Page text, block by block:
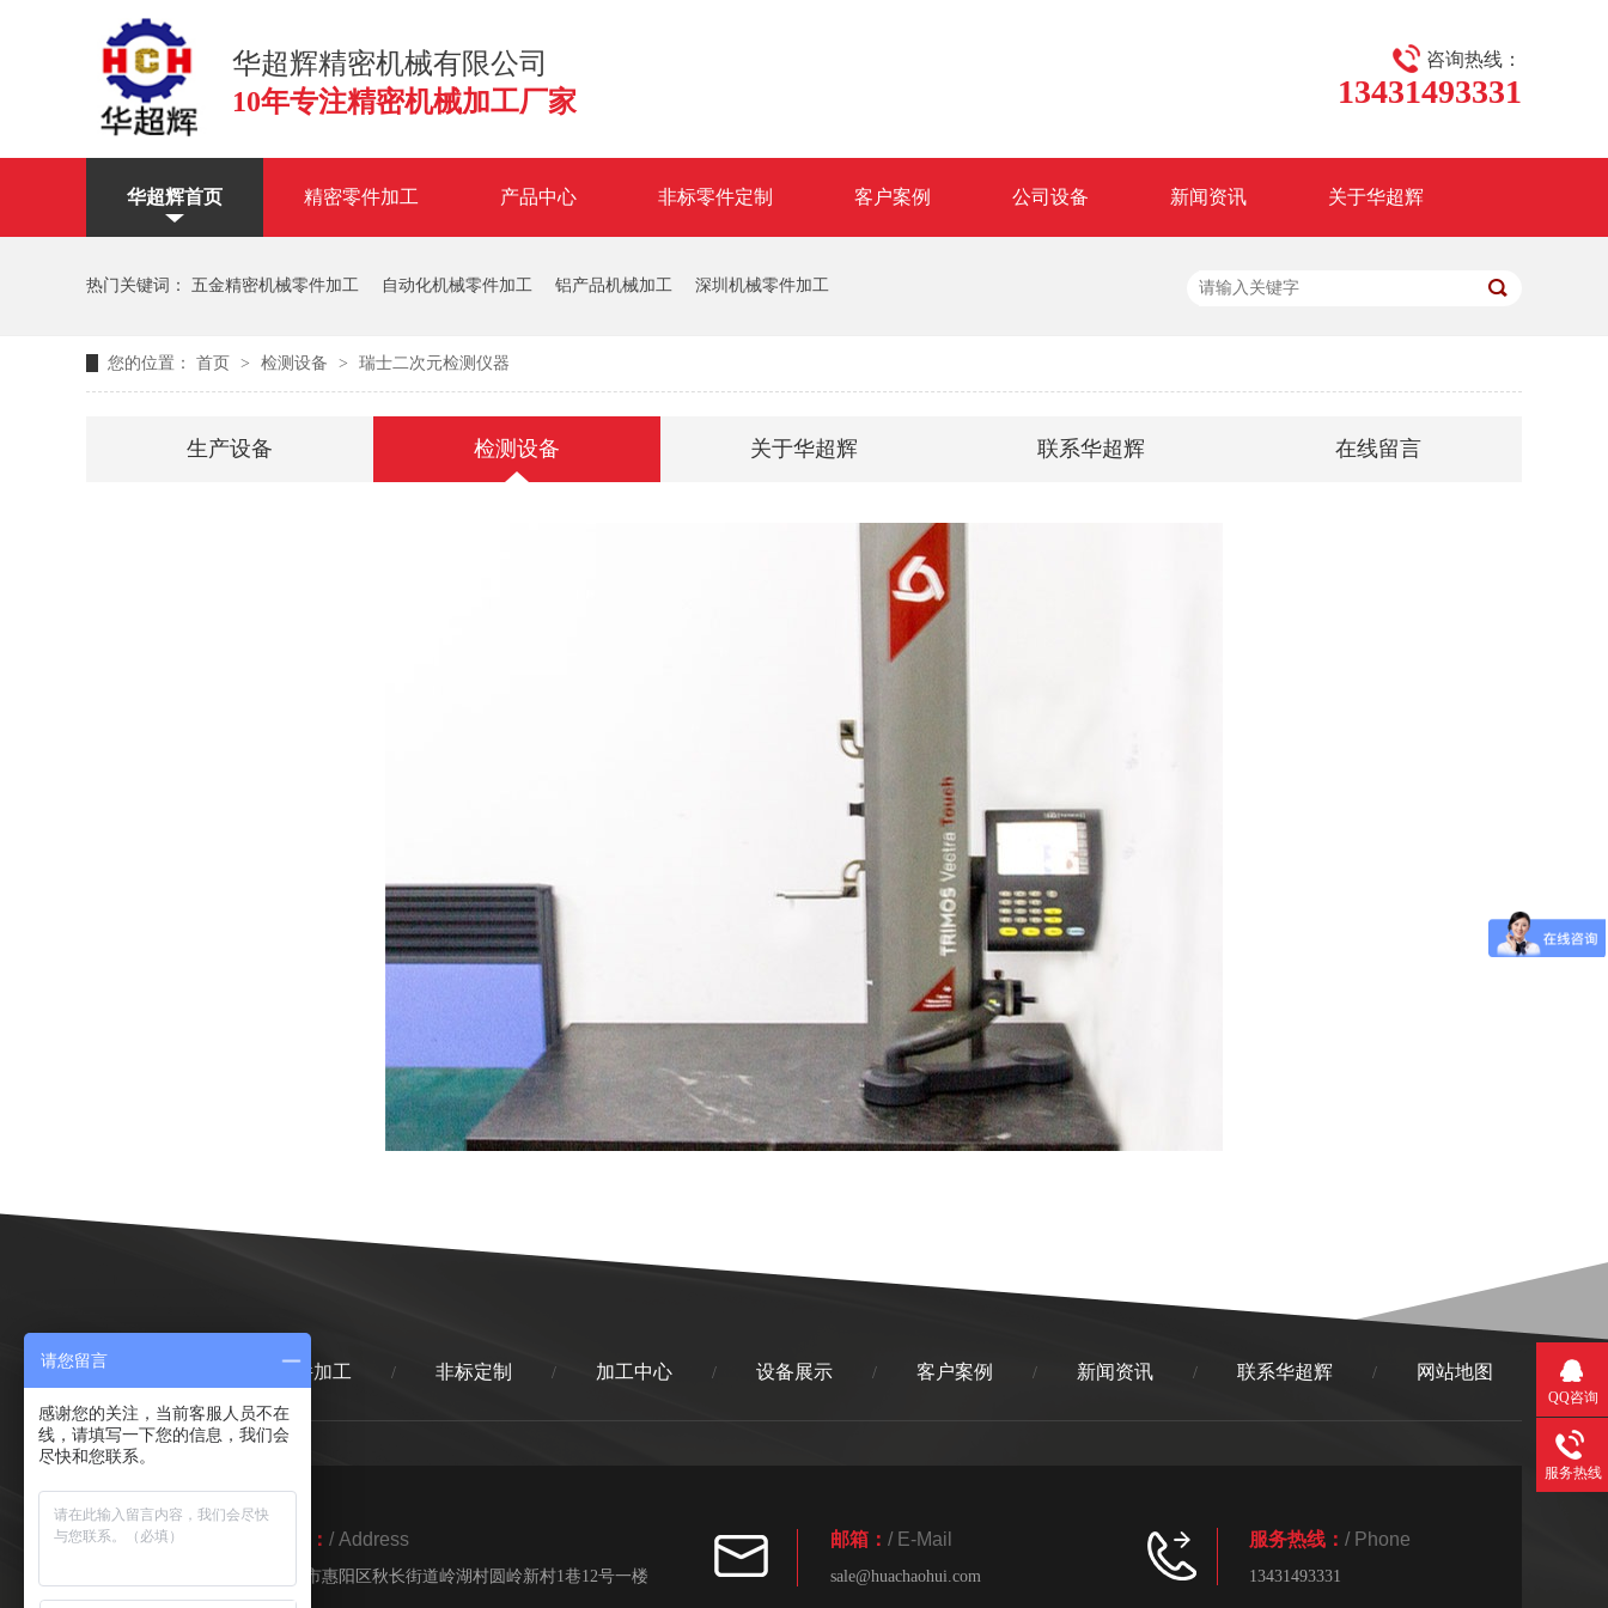
咨询热线：
13431493331
华超辉精密机械有限公司
10年专注精密机械加工厂家
华超辉首页 精密零件加工 产品中心 非标零件定制 客户案例 公司设备 新闻资讯 关于华超辉
联系华超辉
热门关键词： 五金精密机械零件加工 自动化机械零件加工 铝产品机械加工 深圳机械零件加工
您的位置： 首页 > 检测设备 > 瑞士二次元检测仪器
生产设备 检测设备 关于华超辉 联系华超辉 在线留言
精密零件加工 / 非标定制 / 加工中心 / 设备展示 / 客户案例 / 新闻资讯 / 联系华超辉 / 网站地图
地址： / Address
惠州市惠阳区秋长街道岭湖村圆岭新村1巷12号一楼
邮箱： / E-Mail
sale@huachaohui.com
服务热线： / Phone
13431493331
QQ咨询
服务热线
请您留言
感谢您的关注，当前客服人员不在
线，请填写一下您的信息，我们会
尽快和您联系。